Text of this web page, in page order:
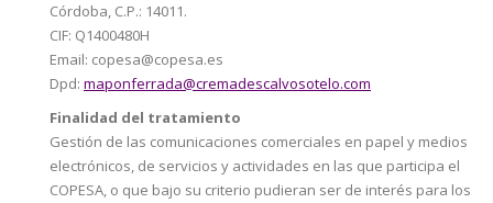
Córdoba, C.P.: 14011.
CIF: Q1400480H
Email: copesa@copesa.es
Dpd: maponferrada@cremadescalvosotelo.com
Finalidad del tratamiento
Gestión de las comunicaciones comerciales en papel y medios
electrónicos, de servicios y actividades en las que participa el
COPESA, o que bajo su criterio pudieran ser de interés para los